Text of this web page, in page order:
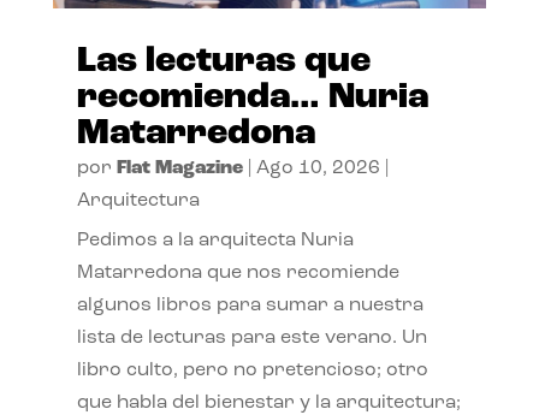
Las lecturas que
recomienda… Nuria
Matarredona
por Flat Magazine| Ago 10, 2026
Arquitectura
Pedimos a la arquitecta Nuria
Matarredona que nos recomiende
algunos libros para sumar a nuestra
lista de lecturas para este verano. Un
libro culto, pero no pretencioso; otro
que habla del bienestar y la arquitectura;